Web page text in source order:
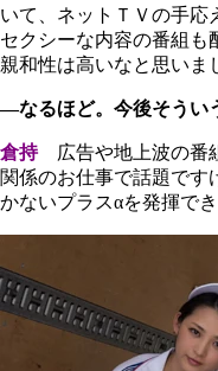
いて、ネットＴＶの手応
セクシーな内容の番組も
親和性は高いなと思いま
―なるほど。今後そうい
倉持広告や地上波の番
関係のお仕事で話題です
かないプラスαを発揮で